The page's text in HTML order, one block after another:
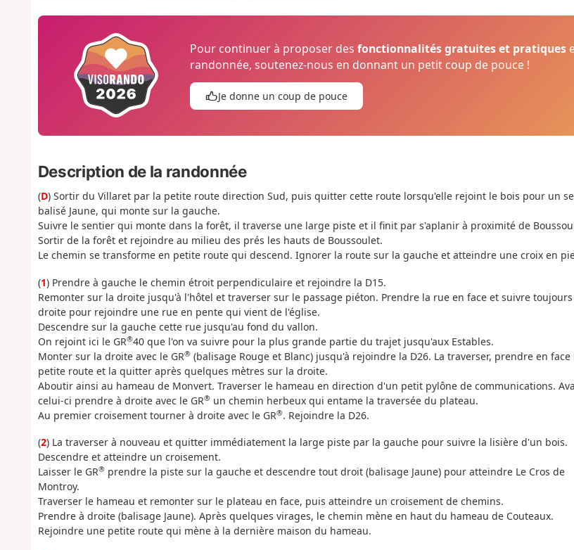
Pour continuer à proposer desfonctionnalités gratuites et pratiques
randonnée, soutenez-nous en donnant un petit coup de pouce !
Je donne un coup de pouce
Description de la randonnée
(D) Sortir du Villaret par la petite route direction Sud, puis quitter cette route lorsqu'elle rejoint le bois pour un
balisé Jaune, qui monte sur la gauche.
Suivre le sentier qui monte dans la forêt, il traverse une large piste et il finit par s'aplanir à proximité de
Sortir de la forêt et rejoindre au milieu des prés les hauts de Boussoulet.
Le chemin se transforme en petite route qui descend. Ignorer la route sur la gauche et atteindre une croix en
(1) Prendre à gauche le chemin étroit perpendiculaire et rejoindre la D15.
Remonter sur la droite jusqu'à l'hôtel et traverser sur le passage piéton. Prendre la rue en face et suivre
droite pour rejoindre une rue en pente qui vient de l'église.
Descendre sur la gauche cette rue jusqu'au fond du vallon.
On rejoint ici le GR®40 que l'on va suivre pour la plus grande partie du trajet jusqu'aux Estables.
Monter sur la droite avec le GR®(balisage Rouge et Blanc) jusqu'à rejoindre la D26. La traverser, prendre en face
petite route et la quitter après quelques mètres sur la droite.
Aboutir ainsi au hameau de Monvert. Traverser le hameau en direction d'un petit pylône de communications.
celui-ci prendre à droite avec le GR®un chemin herbeux qui entame la traversée du plateau.
Au premier croisement tourner à droite avec le GR®. Rejoindre la D26.
(2) La traverser à nouveau et quitter immédiatement la large piste par la gauche pour suivre la lisière d'un bois.
Descendre et atteindre un croisement.
Laisser le GR®prendre la piste sur la gauche et descendre tout droit (balisage Jaune) pour atteindre Le Cros de
Montroy.
Traverser le hameau et remonter sur le plateau en face, puis atteindre un croisement de chemins.
Prendre à droite (balisage Jaune). Après quelques virages, le chemin mène en haut du hameau de Couteaux.
Rejoindre une petite route qui mène à la dernière maison du hameau.